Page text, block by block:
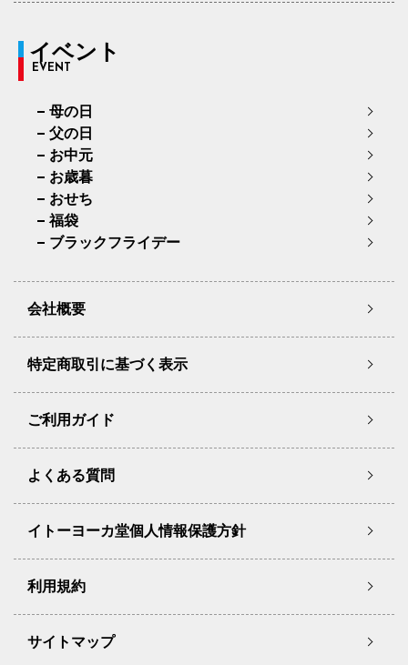
イベント
EVENT
母の日
父の日
お中元
お歳暮
おせち
福袋
ブラックフライデー
会社概要
特定商取引に基づく表示
ご利用ガイド
よくある質問
イトーヨーカ堂個人情報保護方針
利用規約
サイトマップ